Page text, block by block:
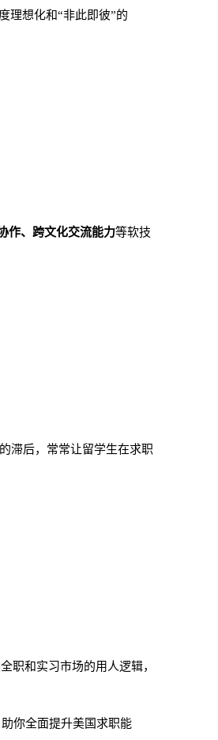
理想化和“非此即彼”的
作、跨文化交流能力等软技
滞后，常常让留学生在求职
职和实习市场的用人逻辑，
你全面提升美国求职能